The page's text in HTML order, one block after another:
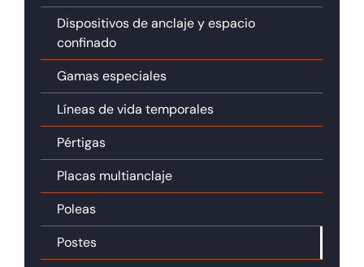
Dispositivos de anclaje y espacio
confinado
Gamas especiales
Líneas de vida temporales
Pértigas
Placas multianclaje
Poleas
Postes